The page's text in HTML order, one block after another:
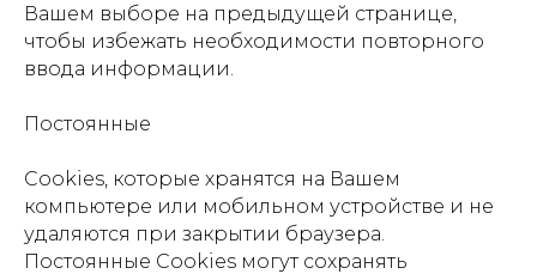
Вашем выборе на предыдущей странице,
чтобы избежать необходимости повторного
ввода информации.
Постоянные
Сookies, которые хранятся на Вашем
компьютере или мобильном устройстве и не
удаляются при закрытии браузера.
Постоянные Сookies могут сохранять